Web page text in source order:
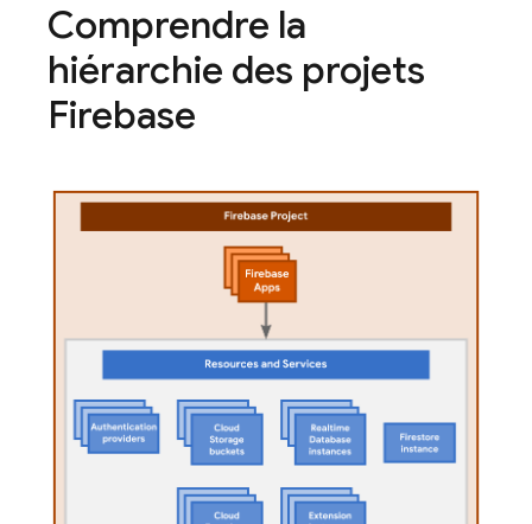
Comprendre la
hiérarchie des projets
Firebase